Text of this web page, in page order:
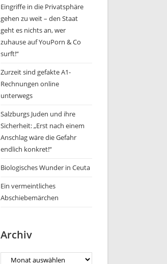
Eingriffe in die Privatsphäre
gehen zu weit – den Staat
geht es nichts an, wer
zuhause auf YouPorn & Co
surft!“
Zurzeit sind gefakte A1-
Rechnungen online
unterwegs
Salzburgs Juden und ihre
Sicherheit: „Erst nach einem
Anschlag wäre die Gefahr
endlich konkret!“
Biologisches Wunder in Ceuta
Ein vermeintliches
Abschiebemärchen
Archiv
Archiv